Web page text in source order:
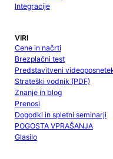
Integracije
VIRI
Cene in načrti
Brezplačni test
Predstavitveni
Strateški vodnik (PDF)
Znanje in blog
Prenosi
Dogodki in spletni seminarji
POGOSTA VPRAŠANJA
Glasilo